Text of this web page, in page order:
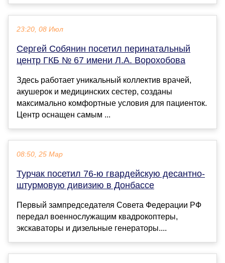
23:20, 08 Июл
Сергей Собянин посетил перинатальный
центр ГКБ № 67 имени Л.А. Ворохобова
Здесь работает уникальный коллектив врачей,
акушерок и медицинских сестер, созданы
максимально комфортные условия для пациенток.
Центр оснащен самым ...
08:50, 25 Мар
Турчак посетил 76-ю гвардейскую десантно-
штурмовую дивизию в Донбассе
Первый зампредседателя Совета Федерации РФ
передал военнослужащим квадрокоптеры,
экскаваторы и дизельные генераторы....